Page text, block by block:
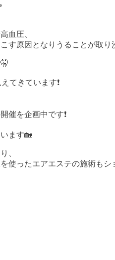
血圧、
す原因となりうることが取り
てきています❗️
催を企画中です❗️
ます🏡
、
使ったエアエステの施術もシ